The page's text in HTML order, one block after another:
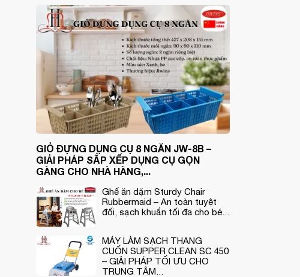
GIỎ ĐỰNG DỤNG CỤ 8 NGĂN JW-8B –
GIẢI PHÁP SẮP XẾP DỤNG CỤ GỌN
GÀNG CHO NHÀ HÀNG,...
Ghế ăn dặm Sturdy Chair
Rubbermaid – An toàn tuyệt
đối, sạch khuẩn tối đa cho bé...
MÁY LÀM SẠCH THANG
CUỐN SUPPER CLEAN SC 450
– GIẢI PHÁP TỐI ƯU CHO
TRUNG TÂM...